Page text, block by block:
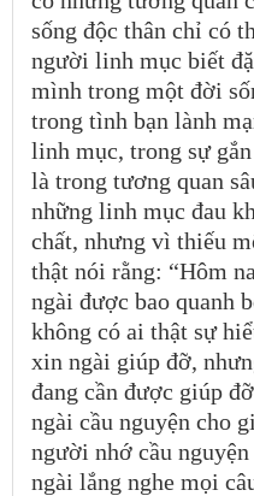
sống độc thân chỉ có
người linh mục biết
mình trong một đời
trong tình bạn lành
linh mục, trong sự
là trong tương quan
những linh mục đau
chất, nhưng vì thiếu
thật nói rằng: “Hôm
ngài được bao quanh
không có ai thật sự
xin ngài giúp đỡ,
đang cần được giúp
ngài cầu nguyện cho
người nhớ cầu
ngài lắng nghe mọi